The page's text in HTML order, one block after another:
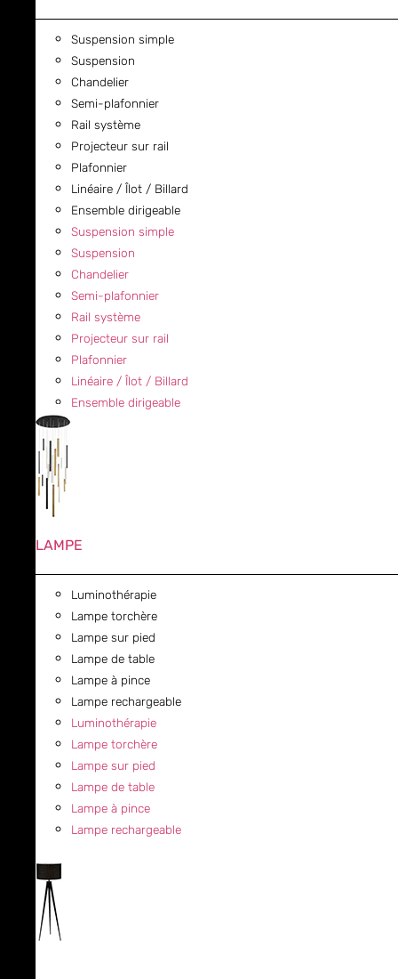
Suspension simple
Suspension
Chandelier
Semi-plafonnier
Rail système
Projecteur sur rail
Plafonnier
Linéaire / Îlot / Billard
Ensemble dirigeable
Suspension simple
Suspension
Chandelier
Semi-plafonnier
Rail système
Projecteur sur rail
Plafonnier
Linéaire / Îlot / Billard
Ensemble dirigeable
LAMPE
Luminothérapie
Lampe torchère
Lampe sur pied
Lampe de table
Lampe à pince
Lampe rechargeable
Luminothérapie
Lampe torchère
Lampe sur pied
Lampe de table
Lampe à pince
Lampe rechargeable